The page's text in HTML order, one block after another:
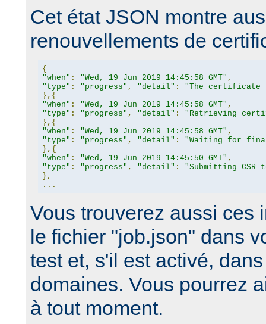
Cet état JSON montre
renouvellements de
{
"when" : "Wed, 19 Jun 2019 14:45:58 GMT" ,
"type" : "progress" , "detail" :
"The certificate
},{
"when" : "Wed, 19 Jun 2019 14:45:58 GMT" ,
"type" : "progress" , "detail" :
"Retrieving
},{
"when" : "Wed, 19 Jun 2019 14:45:58 GMT" ,
"type" : "progress" , "detail" :
"Waiting for
},{
"when" : "Wed, 19 Jun 2019 14:45:50 GMT" ,
"type" : "progress" , "detail" :
"Submitting CSR
},
...
Vous trouverez aussi ces
le fichier "job.json" dans
test et, s'il est activé,
domaines. Vous pourrez
à tout moment.